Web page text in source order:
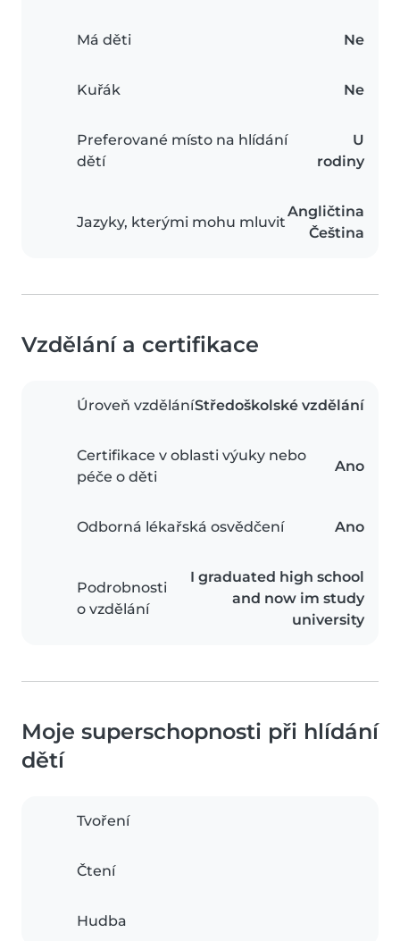
Má děti Ne
Kuřák Ne
Preferované místo na hlídání
dětí
U
rodiny
Jazyky, kterými mohu mluvit
Angličtina
Čeština
Vzdělání a certifikace
Úroveň vzděláníStředoškolské vzdělání
Certifikace v oblasti výuky nebo
péče o děti
Ano
Odborná lékařská osvědčení Ano
Podrobnosti
o vzdělání
I graduated high school
and now im study
university
Moje superschopnosti při hlídání
dětí
Tvoření
Čtení
Hudba